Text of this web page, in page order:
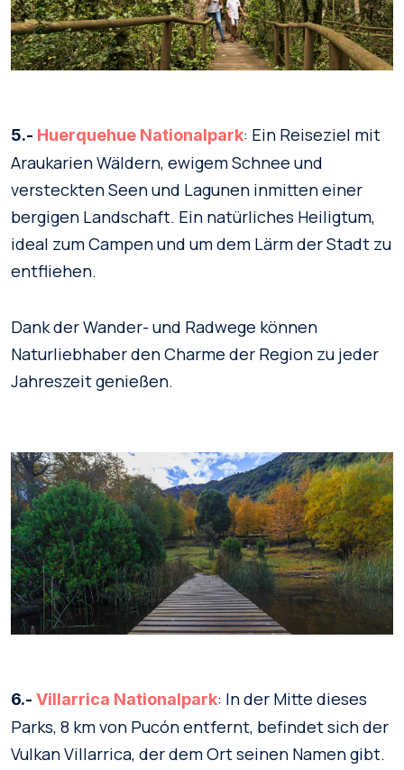
5.- Huerquehue Nationalpark: Ein Reiseziel mit
Araukarien Wäldern, ewigem Schnee und
versteckten Seen und Lagunen inmitten einer
bergigen Landschaft. Ein natürliches Heiligtum,
ideal zum Campen und um dem Lärm der Stadt zu
entfliehen.
Dank der Wander- und Radwege können
Naturliebhaber den Charme der Region zu jeder
Jahreszeit genießen.
6.- Villarrica Nationalpark: In der Mitte dieses
Parks, 8 km von Pucón entfernt, befindet sich der
Vulkan Villarrica, der dem Ort seinen Namen gibt.